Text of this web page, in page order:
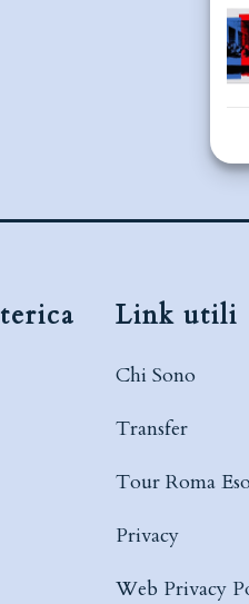
Link utili
Chi Sono
Transfer
Tour Roma
Privacy
Web Privacy